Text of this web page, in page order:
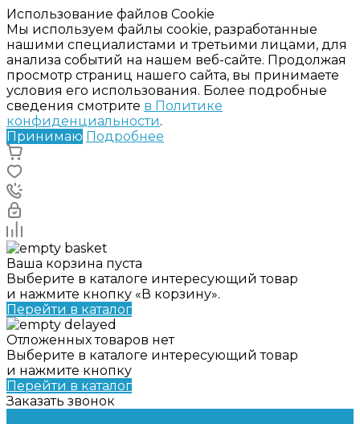
Использование файлов Cookie
Мы используем файлы cookie, разработанные
нашими специалистами и третьими лицами, для
анализа событий на нашем веб-сайте. Продолжая
просмотр страниц нашего сайта, вы принимаете
условия его использования. Более подробные
сведения смотрите в Политике
конфиденциальности.
Принимаю Подробнее
Ваша корзина пуста
Выберите в каталоге интересующий товар
и нажмите кнопку «В корзину».
Перейти в каталог
Отложенных товаров нет
Выберите в каталоге интересующий товар
и нажмите кнопку
Перейти в каталог
Заказать звонок